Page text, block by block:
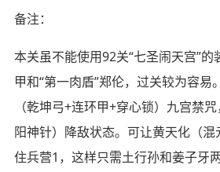
备注：
本关虽不能使用92关“七圣闹天宫”
甲和“第一肉盾”郑伦，过关较为容
（乾坤弓+连环甲+穿心锁）九宫禁
阳神针）降敌状态。可让黄天化（
住兵营1，这样只需土行孙和姜子牙